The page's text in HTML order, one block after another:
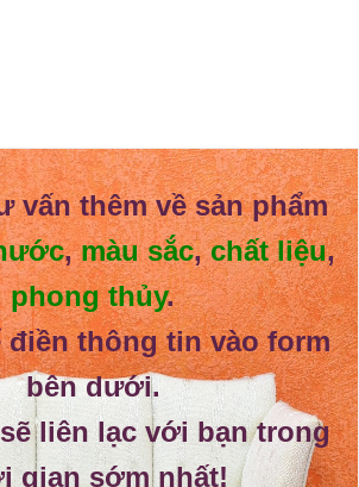
vấn thêm về sản phẩm
,màu sắc,chất liệu,
phong thủy.
điền thông tin vào form
bên dưới.
liên lạc với bạn trong
gian sớm nhất!